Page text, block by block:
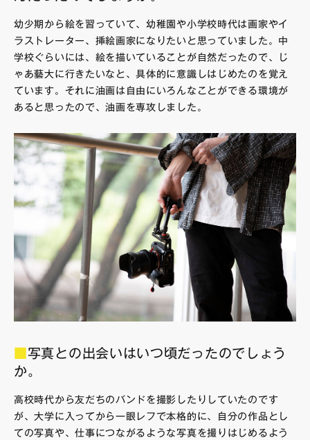
幼少期から絵を習っていて、幼稚園や小学校時代は画家やイ
ラストレーター、挿絵画家になりたいと思っていました。中
学校ぐらいには、絵を描いていることが自然だったので、じ
ゃあ藝大に行きたいなと、具体的に意識しはじめたのを覚え
ています。それに油画は自由にいろんなことができる環境が
あると思ったので、油画を専攻しました。
写真との出会いはいつ頃だったのでしょう
か。
高校時代から友だちのバンドを撮影したりしていたのです
が、大学に入ってから一眼レフで本格的に、自分の作品とし
ての写真や、仕事につながるような写真を撮りはじめるよう